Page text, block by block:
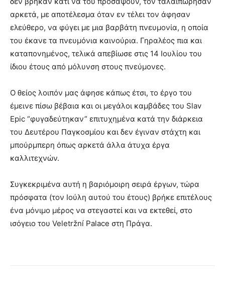
αρκετά, με αποτέλεσμα όταν εν τέλει τον άφησαν
ελεύθερο, να φύγει με μια βαρβάτη πνευμονία, η οποία
του έκανε τα πνευμόνια καινούρια. Γηραλέος πια και
καταπονημένος, τελικά απεβίωσε στις 14 Ιουλίου του
ίδιου έτους από μόλυνση στους πνεύμονες.
Ο θείος λοιπόν μας άφησε κάπως έτσι, το έργο του
έμεινε πίσω βέβαια και οι μεγάλοι καμβάδες του Slav
Epic “φυγαδεύτηκαν” επιτυχημένα κατά την διάρκεια
του Δευτέρου Παγκοσμίου και δεν έγιναν στάχτη και
μπούρμπερη όπως αρκετά άλλα άτυχα έργα
καλλιτεχνών.
Συγκεκριμένα αυτή η βαριόμοιρη σειρά έργων, τώρα
πρόσφατα (τον Ιούλη αυτού του έτους) βρήκε επιτέλους
ένα μόνιμο μέρος να στεγαστεί και να εκτεθεί, στο
ισόγειο του Veletržní Palace στη Πράγα.